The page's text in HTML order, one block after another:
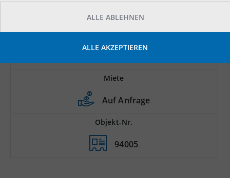
Prod.-/Lagerfläche
Miete
Auf Anfrage
Objekt-Nr.
94005
ALLE ABLEHNEN
ALLE AKZEPTIEREN